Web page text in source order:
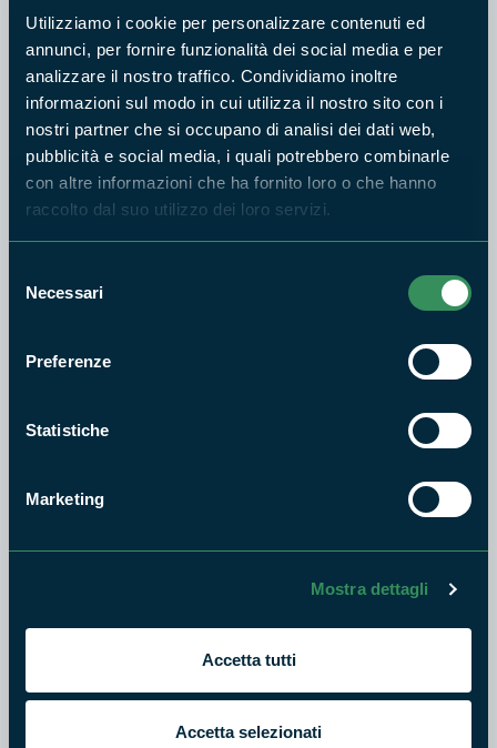
Utilizziamo i cookie per personalizzare contenuti ed
annunci, per fornire funzionalità dei social media e per
analizzare il nostro traffico. Condividiamo inoltre
informazioni sul modo in cui utilizza il nostro sito con i
nostri partner che si occupano di analisi dei dati web,
pubblicità e social media, i quali potrebbero combinarle
con altre informazioni che ha fornito loro o che hanno
raccolto dal suo utilizzo dei loro servizi.
delNecessari
Preferenze
Statistiche
Marketing
Mostra dettagli
Accetta tutti
Accetta selezionati
Info e prenotazioni: Tel: 3396017485 - 3396019678
Email: geoarche10@gmail.com
Prenotazione obbligatoriasi
Appuntamento: ore 9.30 ingresso Bosco macchia grande,
Quota di partecipazione:
10€ bambini sotto i 6 anni di età